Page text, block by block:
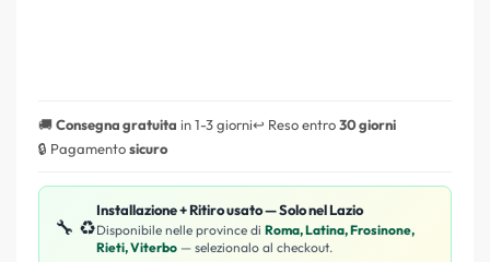
🚚Consegna gratuita in 1-3 giorni↩️ Reso entro30 giorni
🔒 Pagamentosicuro
🔧 ♻️
Installazione + Ritiro usato — Solo nel Lazio
Disponibile nelle province di Roma, Latina, Frosinone,
Rieti, Viterbo — selezionalo al checkout.